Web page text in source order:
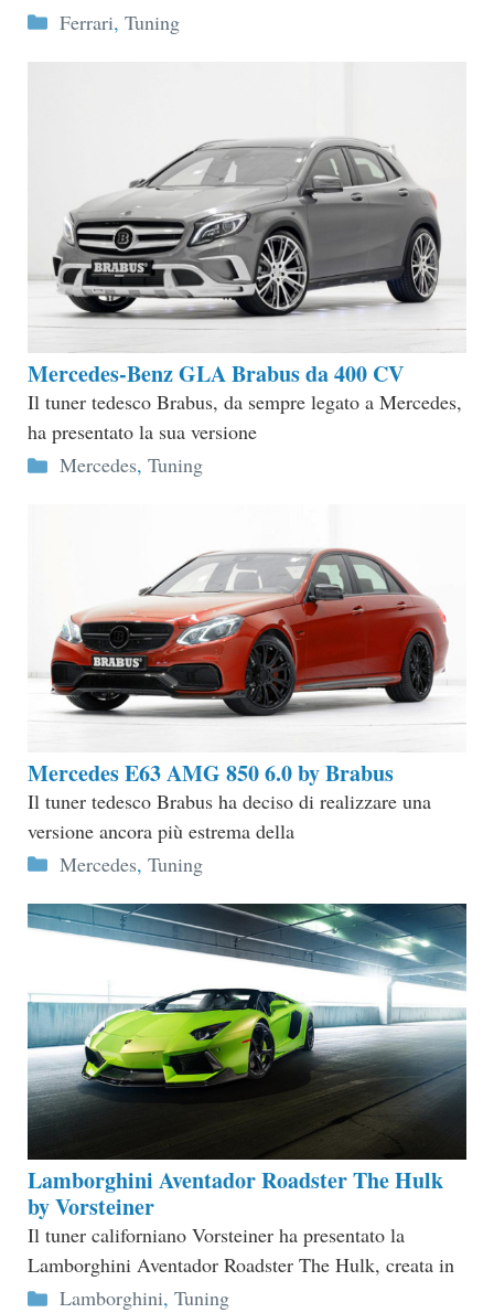
Categorie
Ferrari, Tuning
Mercedes-Benz GLA Brabus da 400 CV
Il tuner tedesco Brabus, da sempre legato a Mercedes,
ha presentato la sua versione
Categorie
Mercedes, Tuning
Mercedes E63 AMG 850 6.0 by Brabus
Il tuner tedesco Brabus ha deciso di realizzare una
versione ancora più estrema della
Categorie
Mercedes, Tuning
Lamborghini Aventador Roadster The Hulk
by Vorsteiner
Il tuner californiano Vorsteiner ha presentato la
Lamborghini Aventador Roadster The Hulk, creata in
Categorie
Lamborghini, Tuning